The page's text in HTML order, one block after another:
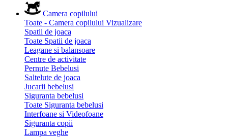
Camera copilului
Toate - Camera copilului Vizualizare
Spatii de joaca
Toate Spatii de joaca
Leagane si balansoare
Centre de activitate
Pernute Bebelusi
Saltelute de joaca
Jucarii bebelusi
Siguranta bebelusi
Toate Siguranta bebelusi
Interfoane si Videofoane
Siguranta copii
Lampa veghe